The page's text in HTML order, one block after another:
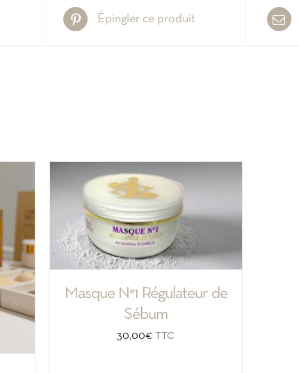
Épingler ce produit
CE
PRODUIT
A
PLUSIEURS
VARIATIONS.
OPTIONS
ÊTRE
Masque N°1 Régulateur de
Sébum
30,00€ TTC